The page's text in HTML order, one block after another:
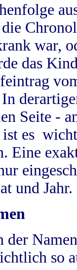
war,
das
Seite -
es
Eine
und Jahr.
der
so